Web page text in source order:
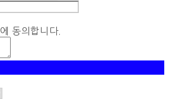
에 동의합니다.